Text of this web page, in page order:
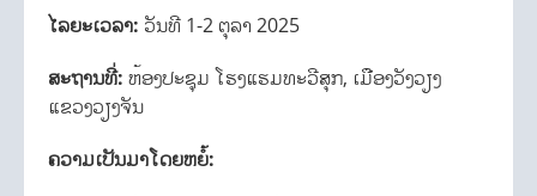
ໄລຍະເວລາ: ວັນທີ 1-2 ຕຸລາ 2025
ສະຖານທີ່: ຫ້ອງປະຊຸມ ໂຮງແຮມທະວີສຸກ, ເມືອງວັງວຽງ
ແຂວງວຽງຈັນ
ຄວາມເປັນມາໂດຍຫຍໍ້: